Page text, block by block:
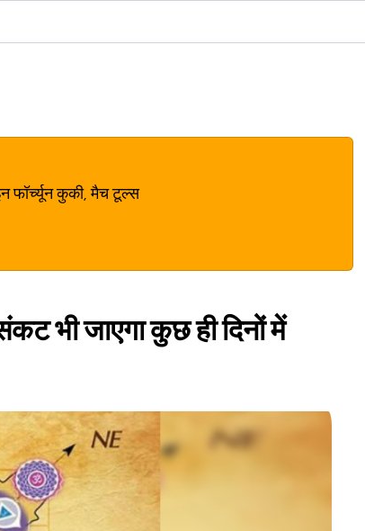
फॉर्च्यून कुकी, मैच टूल्स
भी जाएगा कुछ ही दिनों में